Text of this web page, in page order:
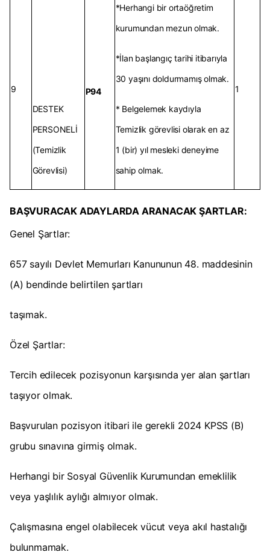
9
DESTEK
PERSONELİ
(Temizlik
Görevlisi)
P94
*Herhangi bir ortaöğretim
kurumundan mezun olmak.
*İlan başlangıç tarihi itibarıyla
30 yaşını doldurmamış olmak.
* Belgelemek kaydıyla
Temizlik görevlisi olarak en az
1 (bir) yıl mesleki deneyime
sahip olmak.
1
BAŞVURACAK ADAYLARDA ARANACAK ŞARTLAR:
Genel Şartlar:
657 sayılı Devlet Memurları Kanununun 48. maddesinin
(A) bendinde belirtilen şartları
taşımak.
Özel Şartlar:
Tercih edilecek pozisyonun karşısında yer alan şartları
taşıyor olmak.
Başvurulan pozisyon itibari ile gerekli 2024 KPSS (B)
grubu sınavına girmiş olmak.
Herhangi bir Sosyal Güvenlik Kurumundan emeklilik
veya yaşlılık aylığı almıyor olmak.
Çalışmasına engel olabilecek vücut veya akıl hastalığı
bulunmamak.